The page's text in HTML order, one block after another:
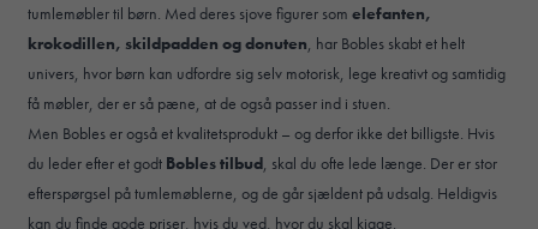
tumlemøbler til børn. Med deres sjove figurer somelefanten,
krokodillen, skildpadden og donuten , har Bobles skabt et helt
univers, hvor børn kan udfordre sig selv motorisk, lege kreativt og samtidig
få møbler, der er så pæne, at de også passer ind i stuen.
Men Bobles er også et kvalitetsprodukt – og derfor ikke det billigste. Hvis
du leder efter et godt Bobles tilbud , skal du ofte lede længe. Der er stor
efterspørgsel på tumlemøblerne, og de går sjældent på udsalg. Heldigvis
kan du finde gode priser, hvis du ved, hvor du skal kigge.